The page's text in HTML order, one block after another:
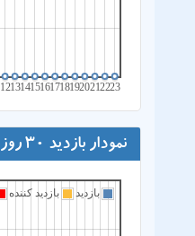
121314151617181920212223
نمودار بازدید 30 روز گذشته
بازدید
بازدید کننده